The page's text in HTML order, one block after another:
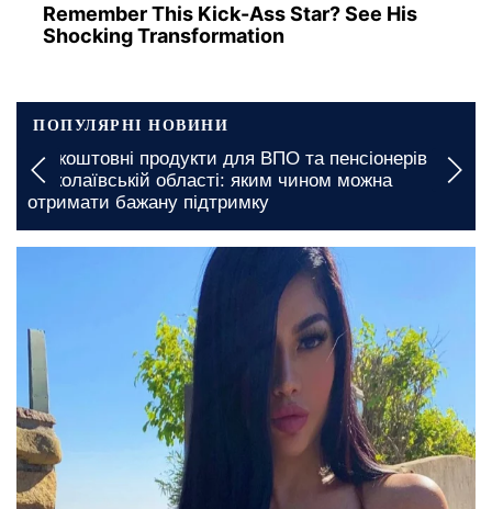
Remember This Kick-Ass Star? See His
Shocking Transformation
ПОПУЛЯРНІ НОВИНИ
Безкоштовні продукти для ВПО та пенсіонерів у
Миколаївській області: яким чином можна
отримати бажану підтримку